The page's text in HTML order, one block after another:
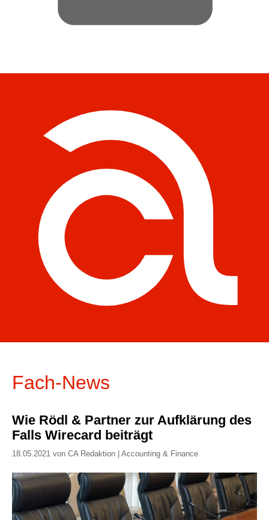
Fach-News
Wie Rödl & Partner zur Aufklärung des
Falls Wirecard beiträgt
18.05.2021 von CA Redaktion | Accounting & Finance